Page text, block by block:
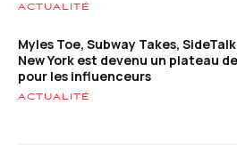
ACTUALITÉ
Myles Toe, Subway Takes,
New York est devenu un plateau
pour les influenceurs
ACTUALITÉ